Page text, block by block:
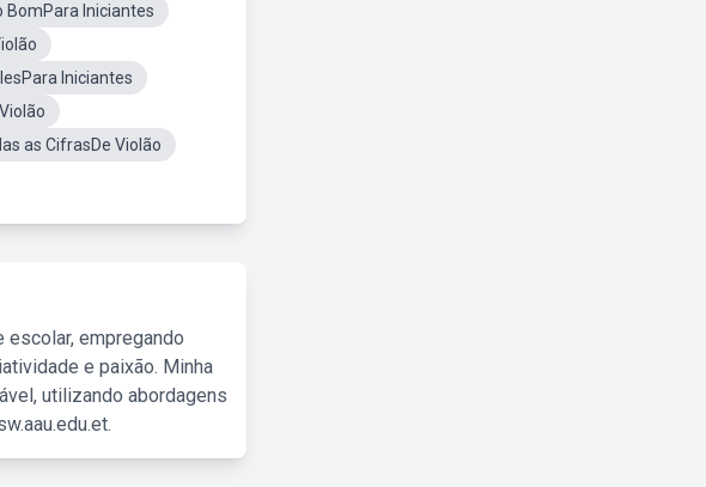
BomPara Iniciantes
Iniciantes
as CifrasDe Violão
escolar, empregando
e paixão. Minha
utilizando abordagens